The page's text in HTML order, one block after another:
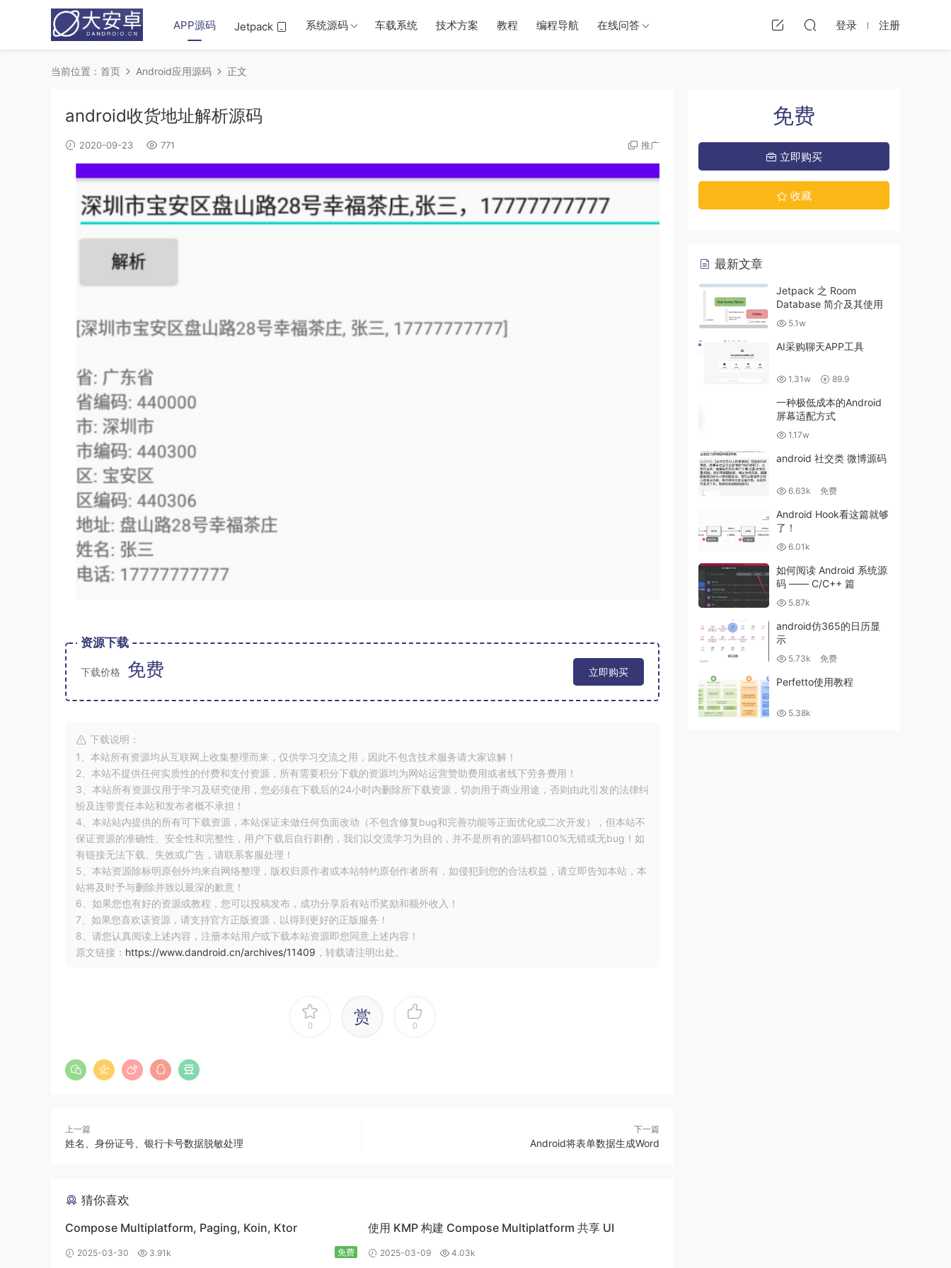
APP源码 Jetpack 系统源码 车载系统 技术方案 教程 编程导航 在线问答 登录 注册
当前位置： 首页 Android应用源码 正文
android收货地址解析源码
2020-09-23 771 推广
资源下载
下载价格 免费 立即购买
下载说明：
1、本站所有资源均从互联网上收集整理而来，仅供学习交流之用，因此不包含技术服务请大家谅解！
2、本站不提供任何实质性的付费和支付资源，所有需要积分下载的资源均为网站运营赞助费用或者线下劳务费用！
3、本站所有资源仅用于学习及研究使用，您必须在下载后的24小时内删除所下载资源，切勿用于商业用途，否则由此引发的法律纠
纷及连带责任本站和发布者概不承担！
4、本站站内提供的所有可下载资源，本站保证未做任何负面改动（不包含修复bug和完善功能等正面优化或二次开发），但本站不
保证资源的准确性、安全性和完整性，用户下载后自行斟酌，我们以交流学习为目的，并不是所有的源码都100%无错或无bug！如
有链接无法下载、失效或广告，请联系客服处理！
5、本站资源除标明原创外均来自网络整理，版权归原作者或本站特约原创作者所有，如侵犯到您的合法权益，请立即告知本站，本
站将及时予与删除并致以最深的歉意！
6、如果您也有好的资源或教程，您可以投稿发布，成功分享后有站币奖励和额外收入！
7、如果您喜欢该资源，请支持官方正版资源，以得到更好的正版服务！
8、请您认真阅读上述内容，注册本站用户或下载本站资源即您同意上述内容！
原文链接： https://www.dandroid.cn/archives/11409 ，转载请注明出处。
0 赏 0
上一篇
姓名、身份证号、银行卡号数据脱敏处理
下一篇
Android将表单数据生成Word
猜你喜欢
Compose Multiplatform, Paging, Koin, Ktor
2025-03-30 3.91k 免费
使用 KMP 构建 Compose Multiplatform 共享 UI
2025-03-09 4.03k
免费
立即购买
收藏
最新文章
Jetpack 之 Room
Database 简介及其使用
5.1w
AI采购聊天APP工具
1.31w 89.9
一种极低成本的Android
屏幕适配方式
1.17w
android 社交类 微博源码
6.63k 免费
Android Hook看这篇就够
了！
6.01k
如何阅读 Android 系统源
码 —— C/C++ 篇
5.87k
android仿365的日历显
示
5.73k 免费
Perfetto使用教程
5.38k